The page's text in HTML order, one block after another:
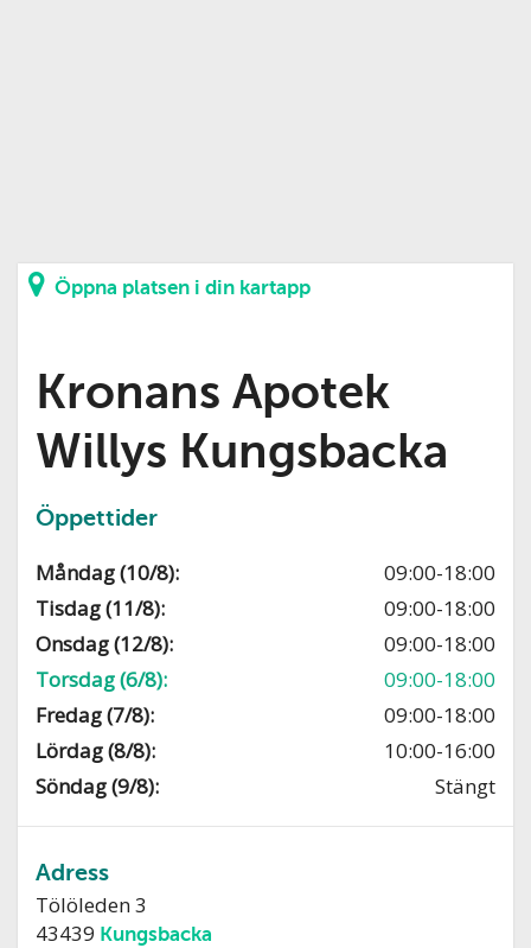
Öppna platsen i din kartapp
Kronans Apotek
Willys Kungsbacka
Öppettider
Måndag (10/8):
09:00-18:00
Tisdag (11/8):
09:00-18:00
Onsdag (12/8):
09:00-18:00
Torsdag (6/8):
09:00-18:00
Fredag (7/8):
09:00-18:00
Lördag (8/8):
10:00-16:00
Söndag (9/8):
Stängt
Adress
Tölöleden 3
43439 Kungsbacka